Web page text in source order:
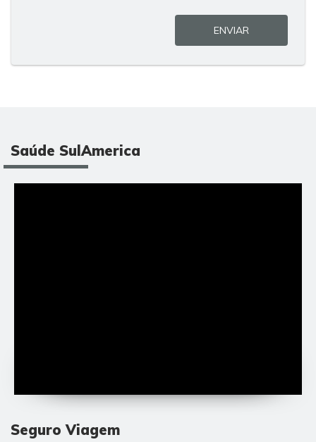
ENVIAR
Saúde SulAmerica
Seguro Viagem